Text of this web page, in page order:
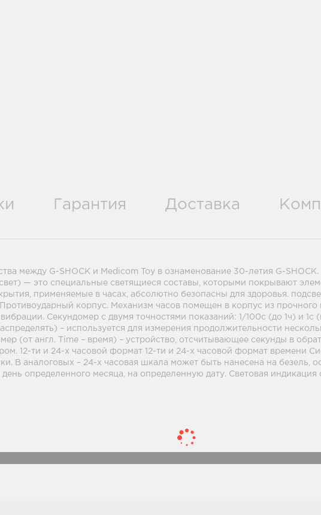
Гарантия Доставка
между G-SHOCK и Medicom Toy в ознаменование 30-летия G-
— это специальные светящиеся составы, которыми покрывают
применяемые в часах, абсолютно безопасны для здоровья.
корпус. Механизм часов помещен в корпус из
Секундомер с двумя точностями показаний: 1/100с (до 1ч) и
– используется для измерения продолжительности
(от англ. Time – время) – устройство, отсчитывающее секунды в
12-ти и 24-х часовой формат 12-ти и 24-х часовой формат времени
В аналоговых – 24-х часовая шкала может быть нанесена на
определенного месяца, на определенную дату. Световая индикация